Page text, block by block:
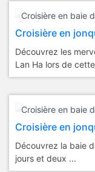
Croisière en baie
Croisière en
Découvrez les
Lan Ha lors de
Croisière en baie
Croisière en
Découvrez la baie
jours et deux ...